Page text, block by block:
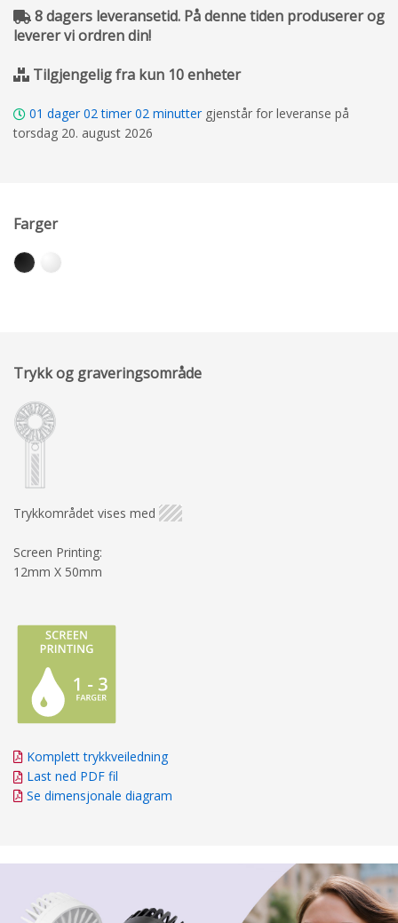
8 dagers leveransetid. På denne tiden produserer og
leverer vi ordren din!
Tilgjengelig fra kun 10 enheter
01 dager 02timer 02 minutter gjenstår for leveranse på
torsdag 20. august 2026
Farger
Trykk og graveringsområde
Trykkområdet vises med
Screen Printing:
12mm X 50mm
Komplett trykkveiledning
Last ned PDF fil
Se dimensjonale diagram